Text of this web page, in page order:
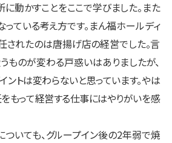
動かすことをここで学びました。また
ている考え方です。まん福ホールディ
されたのは唐揚げ店の経営でした。言
ものが変わる戸惑いはありましたが、
ントは変わらないと思っています。やは
もって経営する仕事にはやりがいを感
ついても、グループイン後の2年弱で焼